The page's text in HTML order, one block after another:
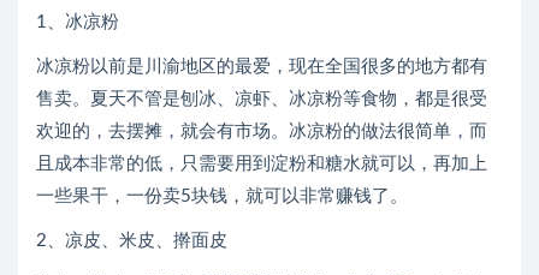
1、冰凉粉
冰凉粉以前是川渝地区的最爱，现在全国很多的地方都有
售卖。夏天不管是刨冰、凉虾、冰凉粉等食物，都是很受
欢迎的，去摆摊，就会有市场。冰凉粉的做法很简单，而
且成本非常的低，只需要用到淀粉和糖水就可以，再加上
一些果干，一份卖5块钱，就可以非常赚钱了。
2、凉皮、米皮、擀面皮